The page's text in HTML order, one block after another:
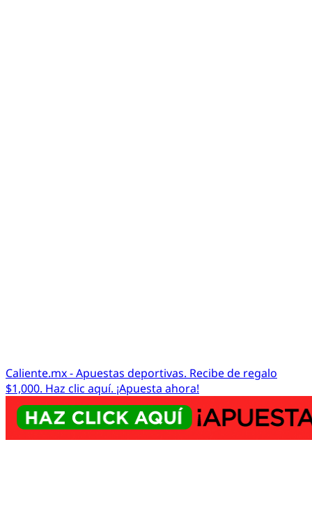
Caliente.mx - Apuestas deportivas. Recibe de regalo
$1,000. Haz clic aquí. ¡Apuesta ahora!